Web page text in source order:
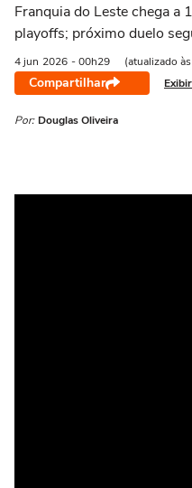
Franquia do Leste chega a
playoffs; próximo duelo
4 jun 2026 - 00h29 (atualizado
Compartilhar
Por: Douglas Oliveira